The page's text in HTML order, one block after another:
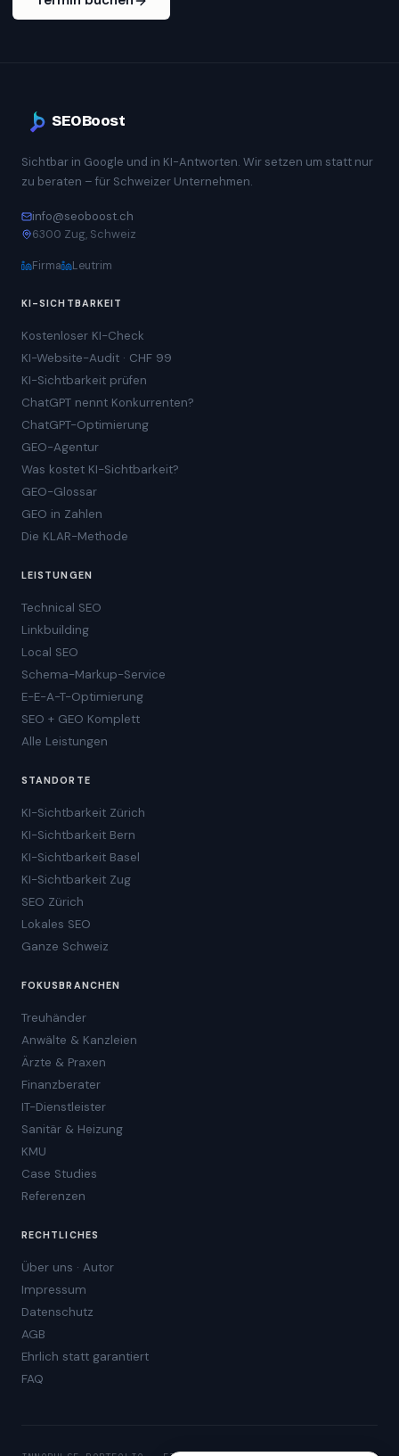
SEOBoost
Sichtbar in Google und in KI-Antworten. Wir setzen um statt nur
zu beraten – für Schweizer Unternehmen.
info@seoboost.ch
6300 Zug, Schweiz
Firma Leutrim
KI-SICHTBARKEIT
Kostenloser KI-Check
KI-Website-Audit · CHF 99
KI-Sichtbarkeit prüfen
ChatGPT nennt Konkurrenten?
ChatGPT-Optimierung
GEO-Agentur
Was kostet KI-Sichtbarkeit?
GEO-Glossar
GEO in Zahlen
Die KLAR-Methode
LEISTUNGEN
Technical SEO
Linkbuilding
Local SEO
Schema-Markup-Service
E-E-A-T-Optimierung
SEO + GEO Komplett
Alle Leistungen
STANDORTE
KI-Sichtbarkeit Zürich
KI-Sichtbarkeit Bern
KI-Sichtbarkeit Basel
KI-Sichtbarkeit Zug
SEO Zürich
Lokales SEO
Ganze Schweiz
FOKUSBRANCHEN
Treuhänder
Anwälte & Kanzleien
Ärzte & Praxen
Finanzberater
IT-Dienstleister
Sanitär & Heizung
KMU
Case Studies
Referenzen
RECHTLICHES
Über uns · Autor
Impressum
Datenschutz
AGB
Ehrlich statt garantiert
FAQ